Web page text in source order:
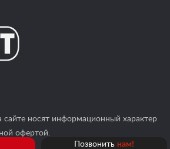
сайте носят информационный характер
офертой.
Позвонить нам!